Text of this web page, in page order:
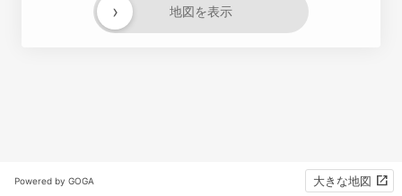
地図を表示
›
Powered by GOGA 大きな地図